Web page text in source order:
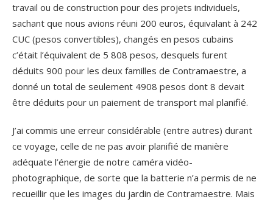
travail ou de construction pour des projets individuels,
sachant que nous avions réuni 200 euros, équivalant à 242
CUC (pesos convertibles), changés en pesos cubains
c’était l’équivalent de 5 808 pesos, desquels furent
déduits 900 pour les deux familles de Contramaestre, a
donné un total de seulement 4908 pesos dont 8 devait
être déduits pour un paiement de transport mal planifié.
J’ai commis une erreur considérable (entre autres) durant
ce voyage, celle de ne pas avoir planifié de manière
adéquate l’énergie de notre caméra vidéo-
photographique, de sorte que la batterie n’a permis de ne
recueillir que les images du jardin de Contramaestre. Mais